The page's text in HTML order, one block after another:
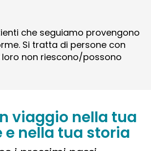
che seguiamo provengono
Si tratta di persone con
non riescono/possono
viaggio nella tua
e nella tua storia